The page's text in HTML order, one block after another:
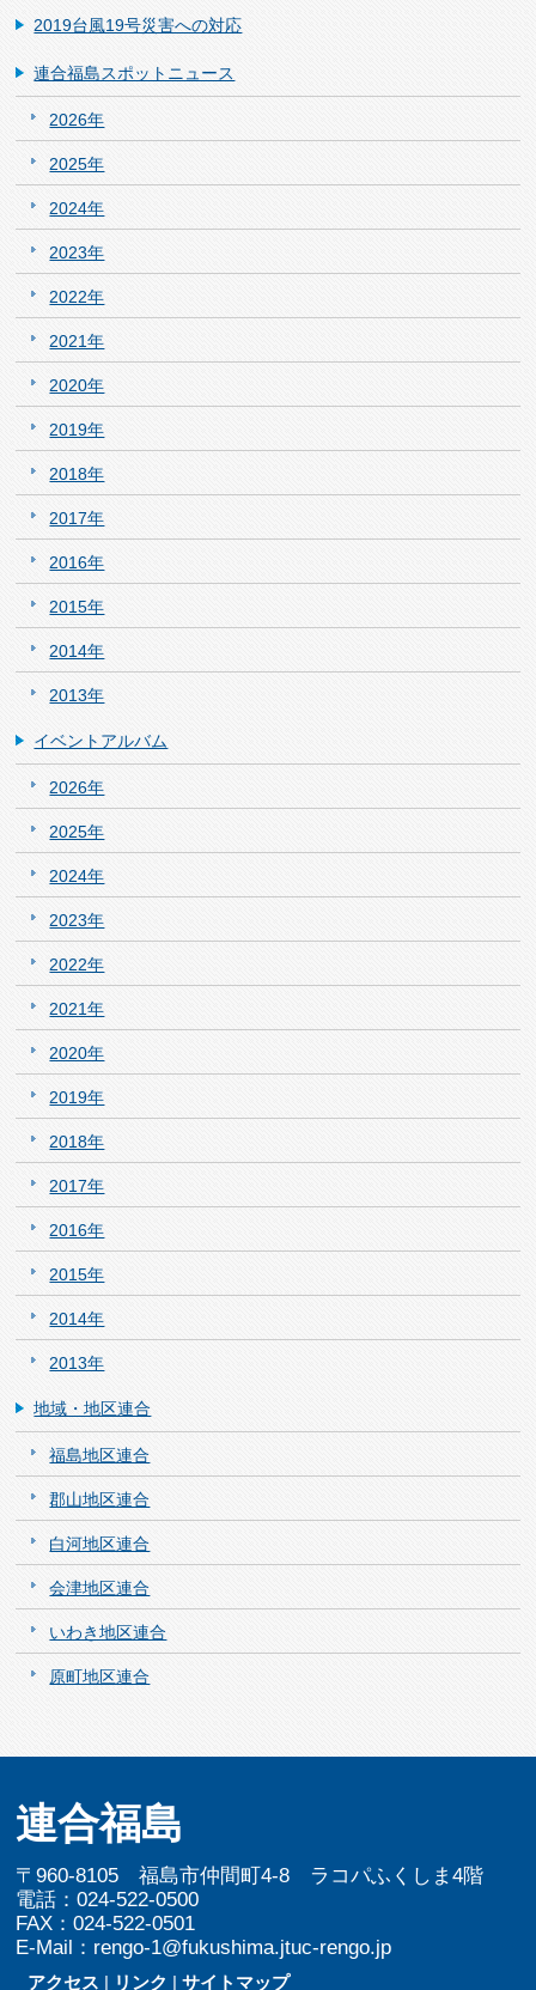
2019台風19号災害への対応
連合福島スポットニュース
2026年
2025年
2024年
2023年
2022年
2021年
2020年
2019年
2018年
2017年
2016年
2015年
2014年
2013年
イベントアルバム
2026年
2025年
2024年
2023年
2022年
2021年
2020年
2019年
2018年
2017年
2016年
2015年
2014年
2013年
地域・地区連合
福島地区連合
郡山地区連合
白河地区連合
会津地区連合
いわき地区連合
原町地区連合
連合福島
〒960-8105 福島市仲間町4-8 ラコパふくしま4階
電話：024-522-0500
FAX：024-522-0501
E-Mail：rengo-1@fukushima.jtuc-rengo.jp
アクセス | リンク |サイトマップ